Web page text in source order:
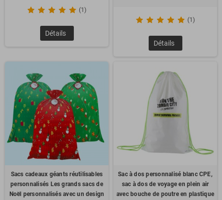
(1)
Détails
(1)
Détails
Sacs cadeaux géants réutilisables
personnalisés Les grands sacs de
Noël personnalisés avec un design
Sac à dos personnalisé blanc CPE,
sac à dos de voyage en plein air
avec bouche de poutre en plastique